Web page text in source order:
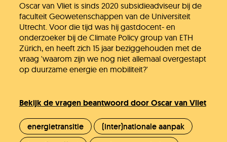
Oscar van Vliet is sinds 2020 subsidieadviseur bij de
faculteit Geowetenschappen van de Universiteit
Utrecht. Voor die tijd was hij gastdocent- en
onderzoeker bij de Climate Policy group van ETH
Zürich, en heeft zich 15 jaar beziggehouden met de
vraag 'waarom zijn we nog niet allemaal overgestapt
op duurzame energie en mobiliteit?'
Bekijk de vragen beantwoord door Oscar van Vliet
energietransitie
(inter)nationale aanpak